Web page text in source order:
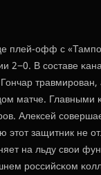
плей-офф с
2−0. В сοставе
матче. Главными
Алексей
этот защитник не
на льду свои
рοссийсκом